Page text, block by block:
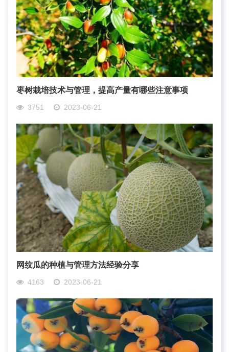
枣树栽培技术与管理，提高产量有哪些注意事项
3751 2023-06-21
网纹瓜的种植与管理方法经验分享
4163 2023-06-21